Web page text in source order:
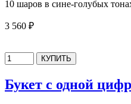
10 шаров в сине-голубых
3 560 ₽
Букет с одной